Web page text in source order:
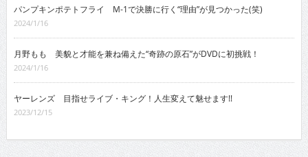
パンプキンポテトフライ M-1で決勝に行く“理由”が見つかった(笑)
2024/1/16
月野もも 美貌と才能を兼ね備えた“奇跡の原石”がDVDに初挑戦！
2024/1/16
ヤーレンズ 目指せライブ・キング！人生変えて魅せます!!
2023/12/15